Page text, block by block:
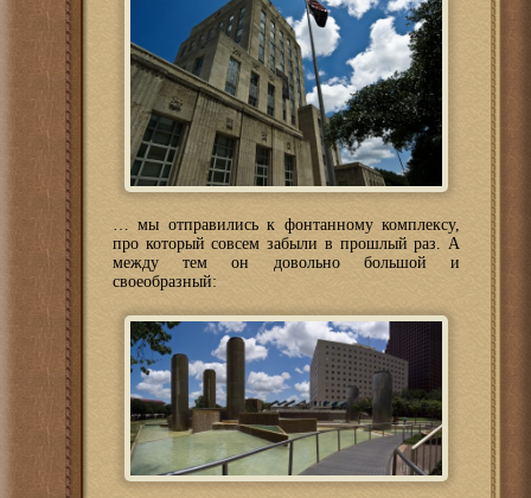
… мы отправились к фонтанному комплексу,
про который совсем забыли в прошлый раз. А
между тем он довольно большой и
своеобразный: